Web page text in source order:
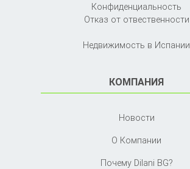
Конфиденциальность
Отказ от отвественности
Недвижимость в Испании
КОМПАНИЯ
Новости
О Компании
Почему Dilani BG?